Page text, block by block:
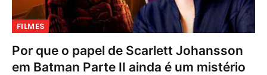
FILMES
Por que o papel de Scarlett Johansson
em Batman Parte II ainda é um mistério